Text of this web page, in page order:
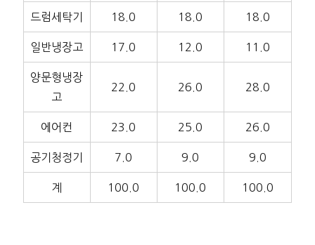
드럼세탁기 18.0 18.0 18.0
일반냉장고 17.0 12.0 11.0
양문형냉장
고
22.0 26.0 28.0
에어컨 23.0 25.0 26.0
공기청정기 7.0 9.0 9.0
계 100.0 100.0 100.0